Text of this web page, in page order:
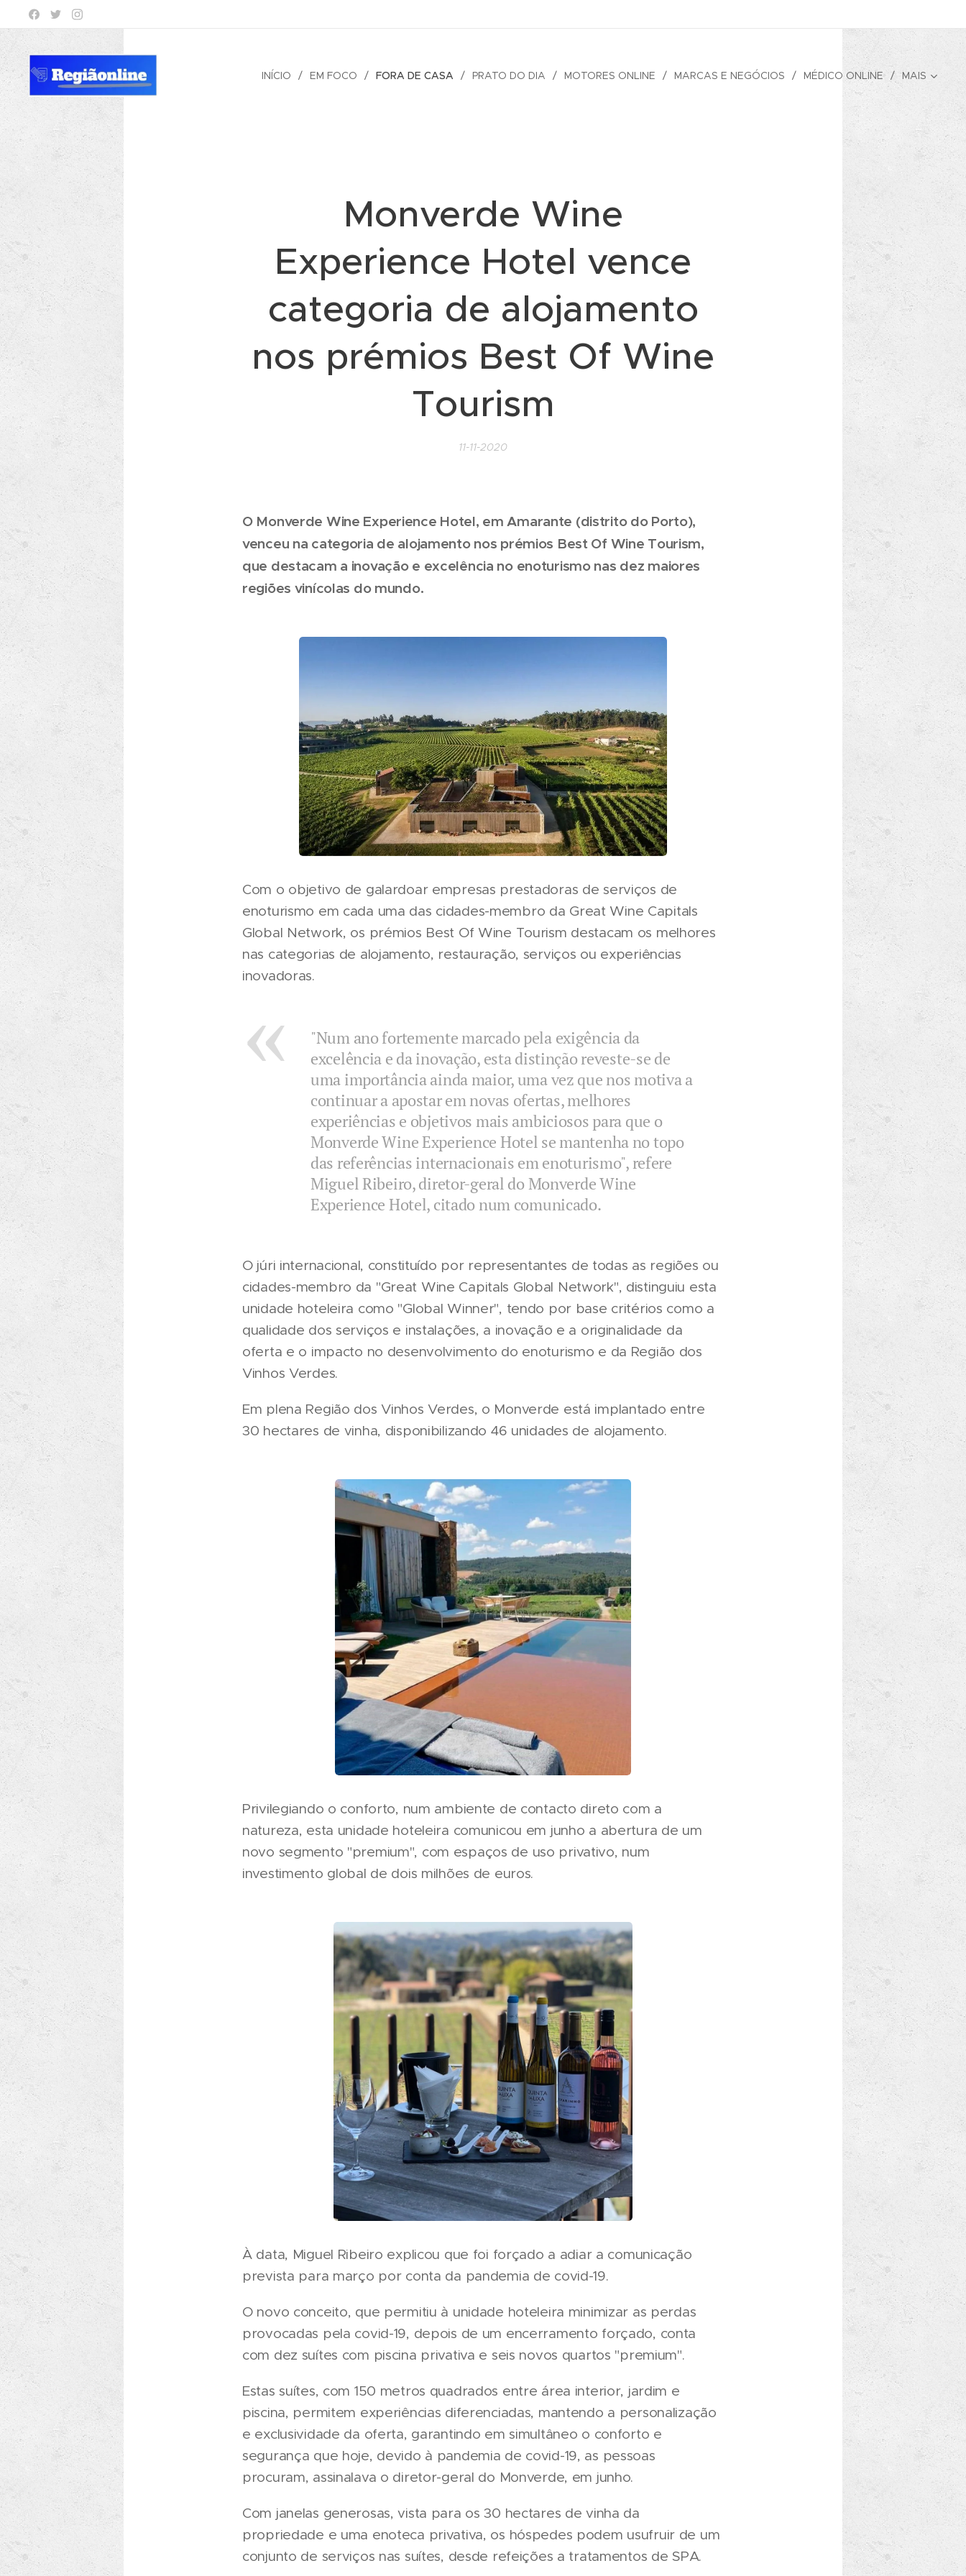
INÍCIO EM FOCO FORA DE CASA PRATO DO DIA MOTORES ONLINE MARCAS E NEGÓCIOS MÉDICO ONLINE MAIS
Monverde Wine
Experience Hotel vence
categoria de alojamento
nos prémios Best Of Wine
Tourism
11-11-2020
O Monverde Wine Experience Hotel, em Amarante (distrito do Porto),
venceu na categoria de alojamento nos prémios Best Of Wine Tourism,
que destacam a inovação e excelência no enoturismo nas dez maiores
regiões vinícolas do mundo.
Com o objetivo de galardoar empresas prestadoras de serviços de
enoturismo em cada uma das cidades-membro da Great Wine Capitals
Global Network, os prémios Best Of Wine Tourism destacam os melhores
nas categorias de alojamento, restauração, serviços ou experiências
inovadoras.
"Num ano fortemente marcado pela exigência da
excelência e da inovação, esta distinção reveste-se de
uma importância ainda maior, uma vez que nos motiva a
continuar a apostar em novas ofertas, melhores
experiências e objetivos mais ambiciosos para que o
Monverde Wine Experience Hotel se mantenha no topo
das referências internacionais em enoturismo", refere
Miguel Ribeiro, diretor-geral do Monverde Wine
Experience Hotel, citado num comunicado.
O júri internacional, constituído por representantes de todas as regiões ou
cidades-membro da "Great Wine Capitals Global Network", distinguiu esta
unidade hoteleira como "Global Winner", tendo por base critérios como a
qualidade dos serviços e instalações, a inovação e a originalidade da
oferta e o impacto no desenvolvimento do enoturismo e da Região dos
Vinhos Verdes.
Em plena Região dos Vinhos Verdes, o Monverde está implantado entre
30 hectares de vinha, disponibilizando 46 unidades de alojamento.
Privilegiando o conforto, num ambiente de contacto direto com a
natureza, esta unidade hoteleira comunicou em junho a abertura de um
novo segmento "premium", com espaços de uso privativo, num
investimento global de dois milhões de euros.
À data, Miguel Ribeiro explicou que foi forçado a adiar a comunicação
prevista para março por conta da pandemia de covid-19.
O novo conceito, que permitiu à unidade hoteleira minimizar as perdas
provocadas pela covid-19, depois de um encerramento forçado, conta
com dez suítes com piscina privativa e seis novos quartos "premium".
Estas suítes, com 150 metros quadrados entre área interior, jardim e
piscina, permitem experiências diferenciadas, mantendo a personalização
e exclusividade da oferta, garantindo em simultâneo o conforto e
segurança que hoje, devido à pandemia de covid-19, as pessoas
procuram, assinalava o diretor-geral do Monverde, em junho.
Com janelas generosas, vista para os 30 hectares de vinha da
propriedade e uma enoteca privativa, os hóspedes podem usufruir de um
conjunto de serviços nas suítes, desde refeições a tratamentos de SPA.